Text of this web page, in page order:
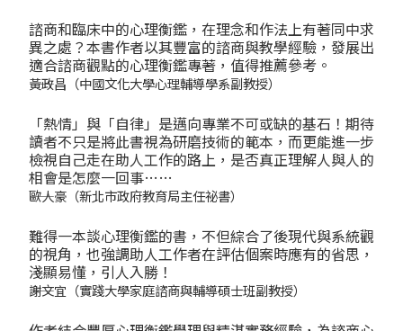
諮商和臨床中的心理衡鑑，在理念和作法上有著同中求
異之處？本書作者以其豐富的諮商與教學經驗，發展出
適合諮商觀點的心理衡鑑專著，值得推薦參考。
――黃政昌（中國文化大學心理輔導學系副教授）
「熱情」與「自律」是邁向專業不可或缺的基石！期待
讀者不只是將此書視為研磨技術的範本，而更能進一步
檢視自己走在助人工作的路上，是否真正理解人與人的
相會是怎麼一回事……
――歐人豪（新北市政府教育局主任祕書）
難得一本談心理衡鑑的書，不但綜合了後現代與系統觀
的視角，也強調助人工作者在評估個案時應有的省思，
淺顯易懂，引人入勝！
――謝文宜（實踐大學家庭諮商與輔導碩士班副教授）